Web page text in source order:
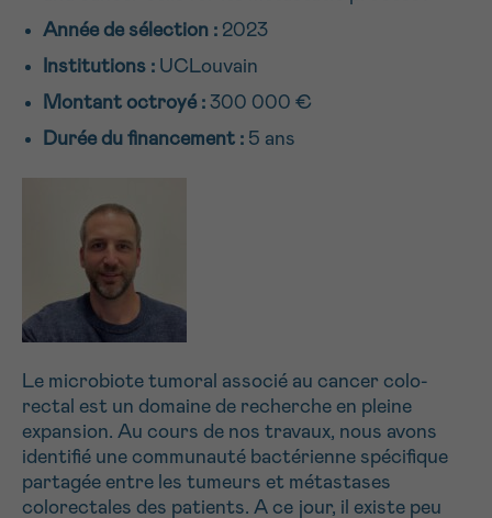
Année de sélection : 2023
Institutions : UCLouvain
Montant octroyé : 300 000 €
Durée du financement : 5 ans
Le microbiote tumoral associé au cancer colo-
rectal est un domaine de recherche en pleine
expansion. Au cours de nos travaux, nous avons
identifié une communauté bactérienne spécifique
partagée entre les tumeurs et métastases
colorectales des patients. A ce jour, il existe peu
Par téléphone
0800 15 801 lu-ve 9h à 18h
Je souhaite être rappelé.e
En savoir plus sur Cancerinfo
Je souhaite recevoir la Newsletter
16h-18h
Suivant